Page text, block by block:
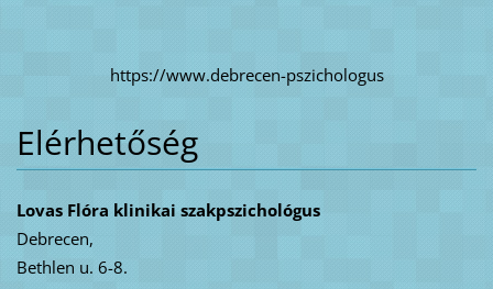
https://www.debrecen-pszichologus
Elérhetőség
Lovas Flóra klinikai szakpszichológus
Debrecen,
Bethlen u. 6-8.